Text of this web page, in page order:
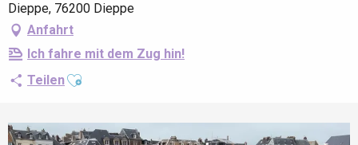
Dieppe, 76200 Dieppe
Anfahrt
Ich fahre mit dem Zug hin!
TeilenAjouter aux favoris